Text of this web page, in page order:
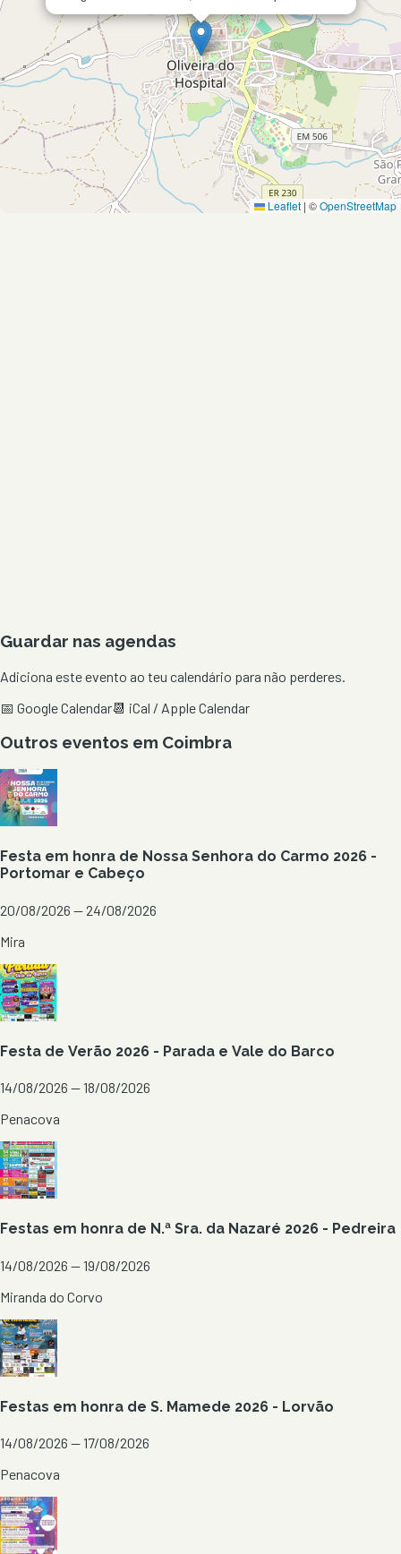
Leaflet | ©OpenStreetMap
Guardar nas agendas
Adiciona este evento ao teu calendário para não perderes.
📅 Google Calendar📆 iCal / Apple Calendar
Outros eventos em Coimbra
Festa em honra de Nossa Senhora do Carmo 2026 -
Portomar e Cabeço
20/08/2026 — 24/08/2026
Mira
Festa de Verão 2026 - Parada e Vale do Barco
14/08/2026 — 18/08/2026
Penacova
Festas em honra de N.ª Sra. da Nazaré 2026 - Pedreira
14/08/2026 — 19/08/2026
Miranda do Corvo
Festas em honra de S. Mamede 2026 - Lorvão
14/08/2026 — 17/08/2026
Penacova